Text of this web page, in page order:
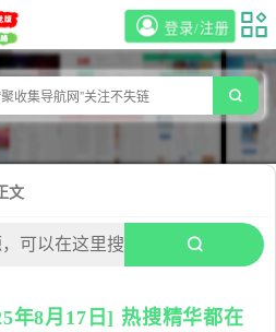
登录/注册
文
年8月17日] 热搜精华都在